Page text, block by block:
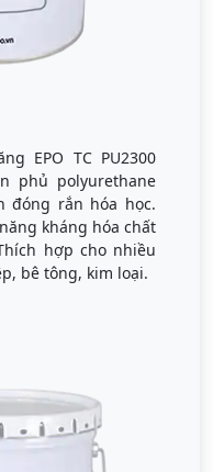
EPO TC PU2300
phủ polyurethane
đóng rắn hóa học.
năng kháng hóa chất
hợp cho nhiều
bê tông, kim loại.